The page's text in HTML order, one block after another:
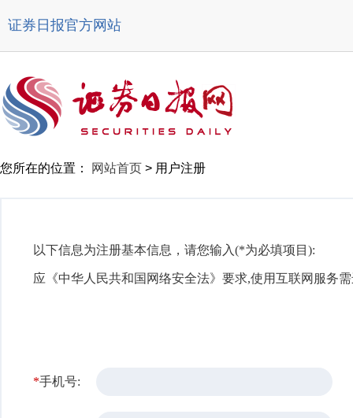
证券日报官方网站
您所在的位置： 网站首页 > 用户注册
以下信息为注册基本信息，请您输入(*为必填项目):
应《中华人民共和国网络安全法》要求,使用互联网服务
*手机号: